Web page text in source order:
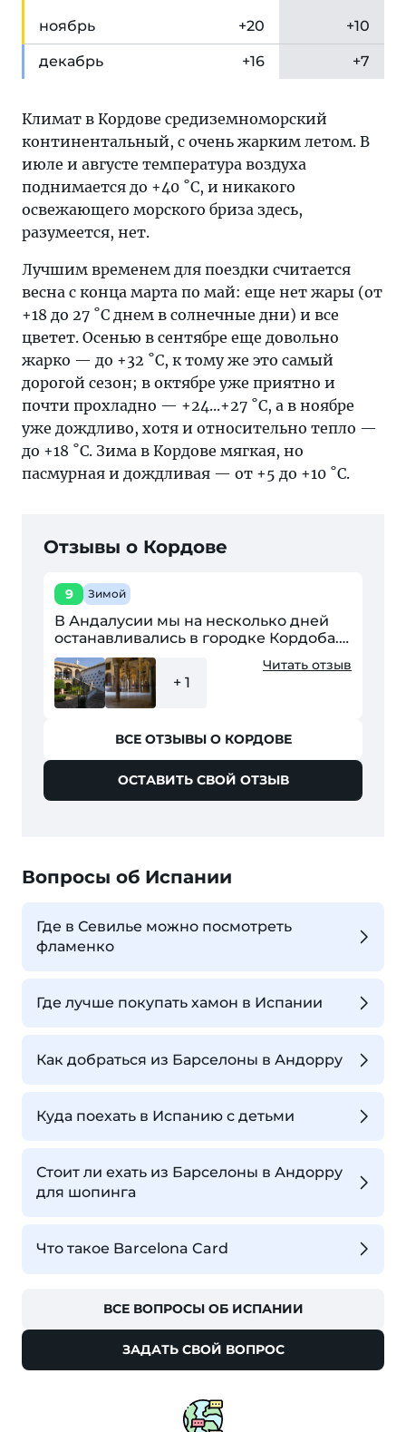
ноябрь +20 +10
декабрь +16 +7
Климат в Кордове средиземноморский
континентальный, с очень жарким летом. В
июле и августе температура воздуха
поднимается до +40 ˚С, и никакого
освежающего морского бриза здесь,
разумеется, нет.
Лучшим временем для поездки считается
весна с конца марта по май: еще нет жары (от
+18 до 27 ˚С днем в солнечные дни) и все
цветет. Осенью в сентябре еще довольно
жарко — до +32 ˚С, к тому же это самый
дорогой сезон; в октябре уже приятно и
почти прохладно — +24...+27 ˚С, а в ноябре
уже дождливо, хотя и относительно тепло —
до +18 ˚С. Зима в Кордове мягкая, но
пасмурная и дождливая — от +5 до +10 ˚С.
Отзывы о Кордове
9 Зимой
В Андалусии мы на несколько дней
останавливались в городке Кордоба.
Еще в России изучили
достопримечательности и первым
делом отправились осматривать...
+ 1
Читать отзыв
ВСЕ ОТЗЫВЫ О КОРДОВЕ
ОСТАВИТЬ СВОЙ ОТЗЫВ
Вопросы об Испании
Где в Севилье можно посмотреть
фламенко
Где лучше покупать хамон в Испании
Как добраться из Барселоны в Андорру
Куда поехать в Испанию с детьми
Стоит ли ехать из Барселоны в Андорру
для шопинга
Что такое Barcelona Card
ВСЕ ВОПРОСЫ ОБ ИСПАНИИ
ЗАДАТЬ СВОЙ ВОПРОС